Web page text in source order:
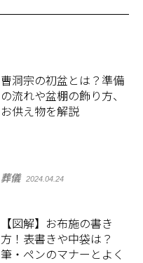
曹洞宗の初盆とは？準備
の流れや盆棚の飾り方、
お供え物を解説
葬儀 2024.04.24
【図解】お布施の書き
方！表書きや中袋は？
筆・ペンのマナーとよく